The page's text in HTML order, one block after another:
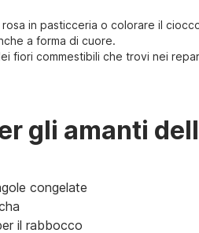
in pasticceria o colorare il
a forma di cuore.
fiori commestibili che trovi nei
gli amanti
congelate
il rabbocco